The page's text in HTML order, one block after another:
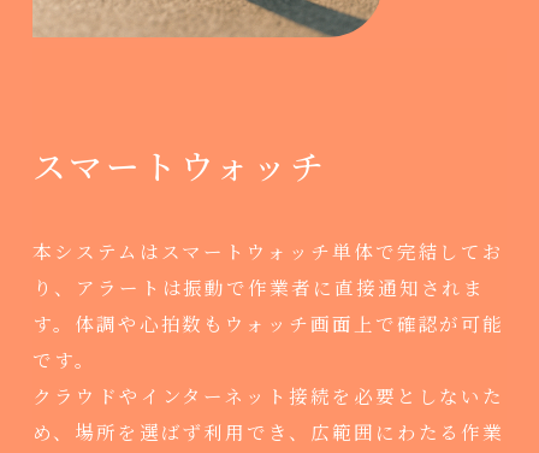
スマートウォッチ
本システムはスマートウォッチ単体で完結してお
り、アラートは振動で作業者に直接通知されま
す。体調や心拍数もウォッチ画面上で確認が可能
です。
クラウドやインターネット接続を必要としないた
め、場所を選ばず利用でき、広範囲にわたる作業